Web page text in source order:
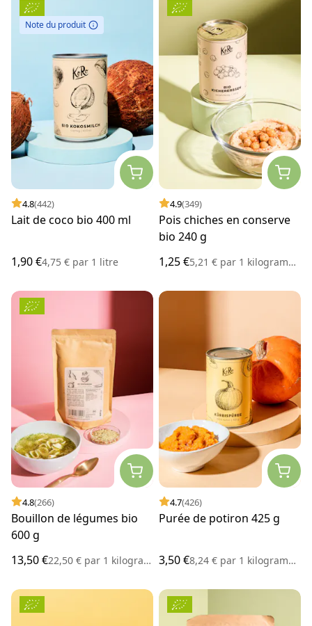
Note du produit
4.8(442)
Lait de coco bio 400 ml
1,90 €4,75 € par 1 litre
4.9(349)
Pois chiches en conserve
bio 240 g
1,25 €5,21 € par 1 kilogramme
4.8(266)
Bouillon de légumes bio
600 g
13,50 €22,50 € par 1 kilogramme
4.7(426)
Purée de potiron 425 g
3,50 €8,24 € par 1 kilogramme